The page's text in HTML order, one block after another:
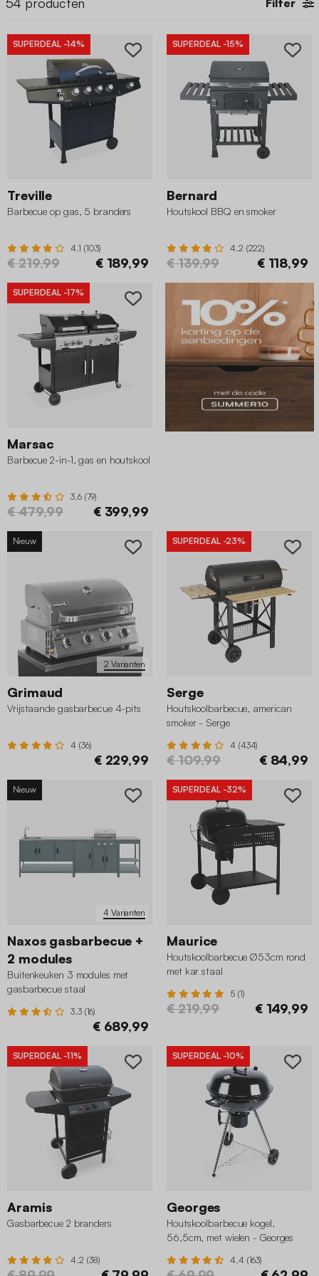
Filter
SUPERDEAL -14%
Treville
Barbecue op gas, 5 branders
4.1 (103)
€ 219,99 € 189,99
SUPERDEAL -15%
Bernard
Houtskool BBQ en smoker
4.2 (222)
€ 139,99 € 118,99
SUPERDEAL -17%
Marsac
Barbecue 2-in-1, gas en houtskool
3.6 (79)
€ 479,99 € 399,99
2 Varianten
Nieuw
Grimaud
Vrijstaande gasbarbecue 4-pits
4 (36)
€ 229,99
SUPERDEAL -23%
Serge
Houtskoolbarbecue, american
smoker - Serge
4 (434)
€ 109,99 € 84,99
4 Varianten
Nieuw
Naxos gasbarbecue +
2 modules
Buitenkeuken 3 modules met
gasbarbecue staal
3.3 (16)
€ 689,99
SUPERDEAL -32%
Maurice
Houtskoolbarbecue Ø53cm rond
met kar staal
5 (1)
€ 219,99 € 149,99
SUPERDEAL -11%
Aramis
Gasbarbecue 2 branders
4.2 (38)
SUPERDEAL -10%
Georges
Houtskoolbarbecue kogel,
56,5cm, met wielen - Georges
4.4 (163)